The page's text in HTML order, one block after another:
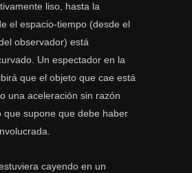
liso, hasta la
el espacio-tiempo (desde el
observador) está
Un espectador en la
que el objeto que cae está
una aceleración sin razón
que supone que debe haber
cayendo en un